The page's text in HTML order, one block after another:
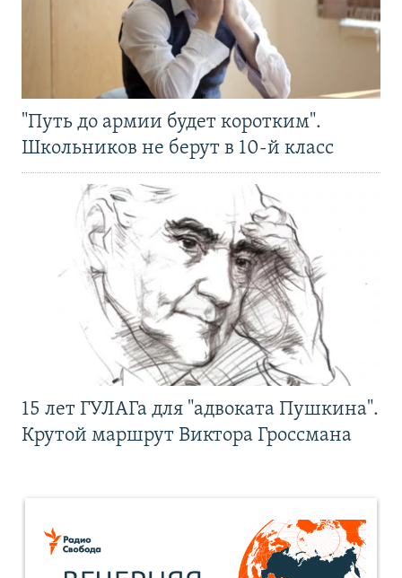
"Путь до армии будет коротким".
Школьников не берут в 10-й класс
15 лет ГУЛАГа для "адвоката Пушкина".
Крутой маршрут Виктора Гроссмана